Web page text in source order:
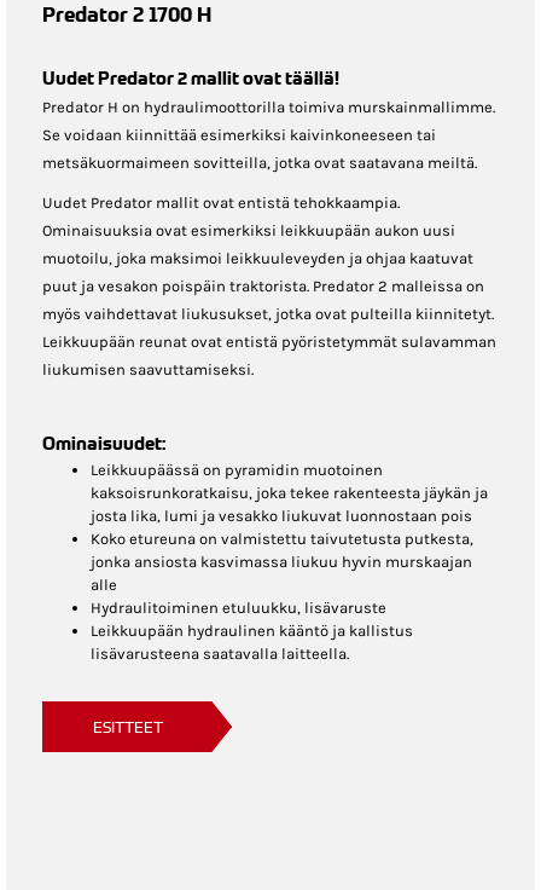
Predator 2 1700 H
Uudet Predator 2 mallit ovat täällä!
Predator H on hydraulimoottorilla toimiva murskainmallimme.
Se voidaan kiinnittää esimerkiksi kaivinkoneeseen tai
metsäkuormaimeen sovitteilla, jotka ovat saatavana meiltä.
Uudet Predator mallit ovat entistä tehokkaampia.
Ominaisuuksia ovat esimerkiksi leikkuupään aukon uusi
muotoilu, joka maksimoi leikkuuleveyden ja ohjaa kaatuvat
puut ja vesakon poispäin traktorista. Predator 2 malleissa on
myös vaihdettavat liukusukset, jotka ovat pulteilla kiinnitetyt.
Leikkuupään reunat ovat entistä pyöristetymmät sulavamman
liukumisen saavuttamiseksi.
Ominaisuudet:
Leikkuupäässä on pyramidin muotoinen
kaksoisrunkoratkaisu, joka tekee rakenteesta jäykän ja
josta lika, lumi ja vesakko liukuvat luonnostaan pois
Koko etureuna on valmistettu taivutetusta putkesta,
jonka ansiosta kasvimassa liukuu hyvin murskaajan
alle
Hydraulitoiminen etuluukku, lisävaruste
Leikkuupään hydraulinen kääntö ja kallistus
lisävarusteena saatavalla laitteella.
ESITTEET